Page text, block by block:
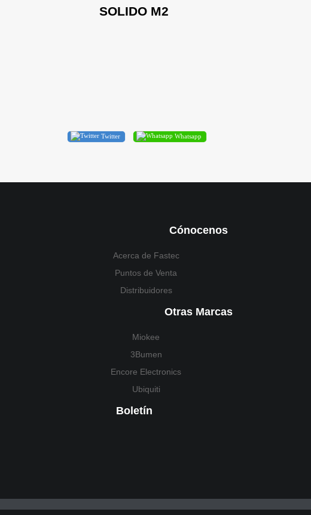
SOLIDO M2
Twitter Whatsapp
Cónocenos
Acerca de Fastec
Puntos de Venta
Distribuidores
Otras Marcas
Miokee
3Bumen
Encore Electronics
Ubiquiti
Boletín